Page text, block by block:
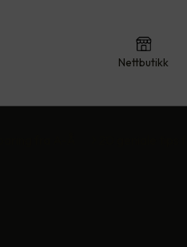
Nettbutikk